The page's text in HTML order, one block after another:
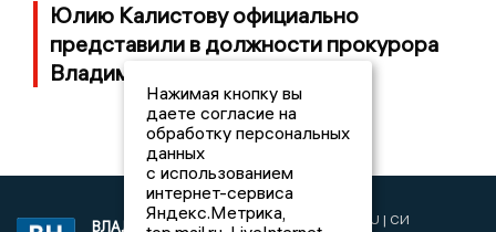
Юлию Калистову официально
представили в должности прокурора
Владимирской области
ВЛАДИМИРСКИЕ2017 © NEWSVLADIMIR.RU | СИ
Нажимая кнопку вы
даете согласие на
обработку персональных
данных
с использованием
интернет-сервиса
Яндекс.Метрика,